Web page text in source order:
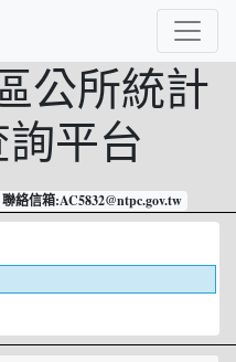
公所統計
平台
絡信箱:AC5832@ntpc.gov.tw